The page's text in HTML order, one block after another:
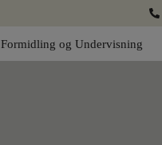
Formidling og Undervisning